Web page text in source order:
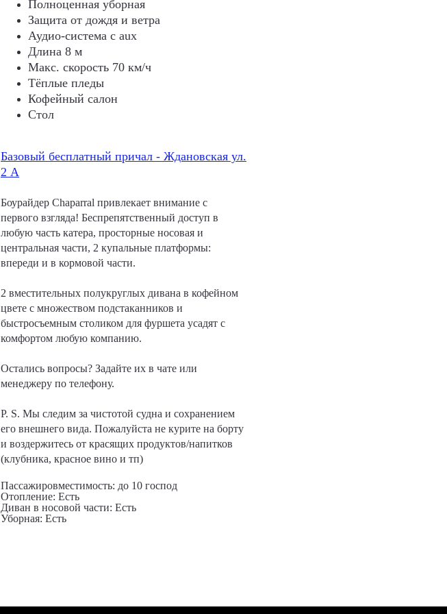
Полноценная уборная
Защита от дождя и ветра
Аудио-система с aux
Длина 8 м
Макс. скорость 70 км/ч
Тёплые пледы
Кофейный салон
Стол
Базовый бесплатный причал - Ждановская ул.
2 А
Боурайдер Chaparral привлекает внимание с
первого взгляда! Беспрепятственный доступ в
любую часть катера, просторные носовая и
центральная части, 2 купальные платформы:
впереди и в кормовой части.
2 вместительных полукруглых дивана в кофейном
цвете с множеством подстаканников и
быстросъемным столиком для фуршета усадят с
комфортом любую компанию.
Остались вопросы? Задайте их в чате или
менеджеру по телефону.
P. S. Мы следим за чистотой судна и сохранением
его внешнего вида. Пожалуйста не курите на борту
и воздержитесь от красящих продуктов/напитков
(клубника, красное вино и тп)
Пассажировместимость: до 10 господ
Отопление: Есть
Диван в носовой части: Есть
Уборная: Есть